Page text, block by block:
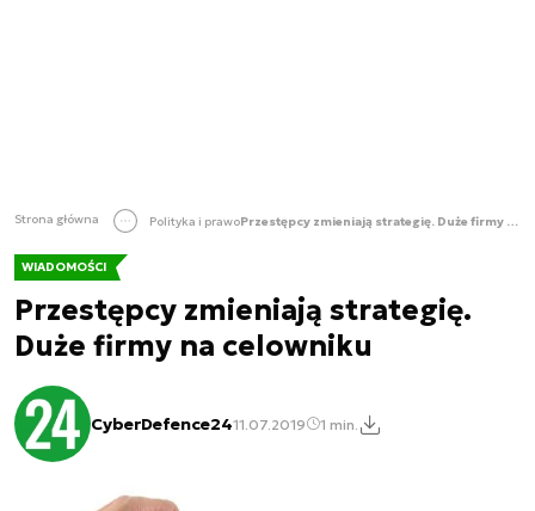
Strona główna Polityka i prawo Przestępcy zmieniają strategię. Duże firmy na celowniku
WIADOMOŚCI
Przestępcy zmieniają strategię.
Duże firmy na celowniku
CyberDefence2411.07.2019 1 min.